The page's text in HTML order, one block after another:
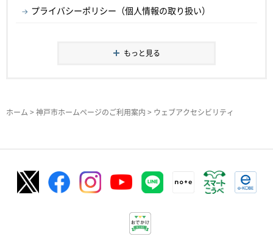
プライバシーポリシー（個人情報の取り扱い）
もっと見る
ホーム > 神戸市ホームページのご利用案内 > ウェブアクセシビリティ